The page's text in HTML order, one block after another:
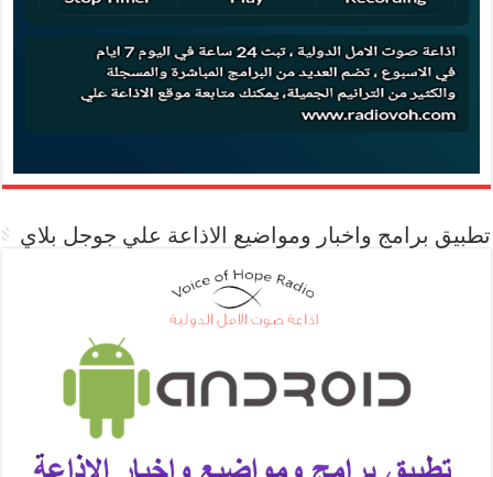
تطبيق برامج واخبار ومواضيع الاذاعة علي جوجل بلاي